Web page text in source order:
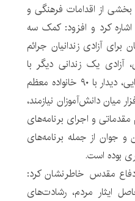
بخشی از اقدامات فرهنگی و
کرد و افزود: کمک سه
برای آزادی زندانیان جرائم
یک زندانی دیگر با
همکاری خیرین و دستگاه قضایی، دیدار با ۹۰ خانواده معظم
نوشت‌افزار میان دانش‌آموزان نیازمند،
رزم مقدماتی و اجرای برنامه‌های
برای ۸۰۰ نوجوان و جوان از جمله برنامه‌های
بوده است.
مقدس خاطرنشان کرد:
ایثار مردم، رشادت‌های